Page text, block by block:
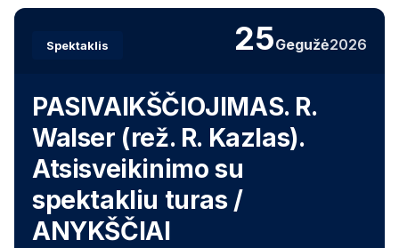
Spektaklis 25Gegužė2026
PASIVAIKŠČIOJIMAS. R.
Walser (rež. R. Kazlas).
Atsisveikinimo su
spektakliu turas /
ANYKŠČIAI